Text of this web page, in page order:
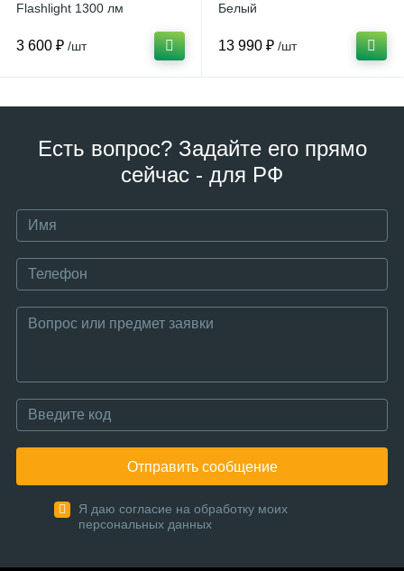
Flashlight 1300 лм
3 600 ₽ /шт
Белый
13 990 ₽ /шт
Есть вопрос? Задайте его прямо
сейчас - для РФ
Отправить сообщение
Я даю согласие на обработку моих
персональных данных